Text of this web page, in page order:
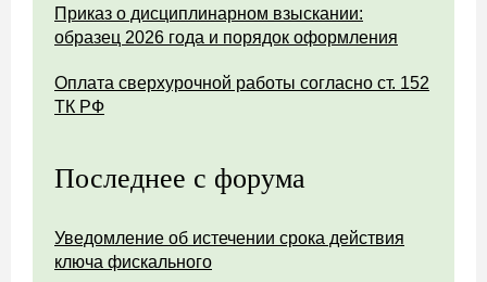
Приказ о дисциплинарном взыскании:
образец 2026 года и порядок оформления
Оплата сверхурочной работы согласно ст. 152
ТК РФ
Последнее с форума
Уведомление об истечении срока действия
ключа фискального